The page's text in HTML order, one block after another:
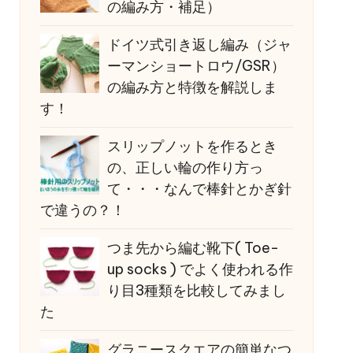
の編み方・補足）
ドイツ式引き返し編み（ジャ
ーマンショートロウ/GSR）
の編み方と特徴を解説しま
す！
スリップノットを作るとき
の、正しい輪の作り方っ
て・・・なんで棒針とかぎ針
で違うの？！
つま先から編む靴下( Toe-
up socks ) でよく使われる作
り目3種類を比較してみまし
た